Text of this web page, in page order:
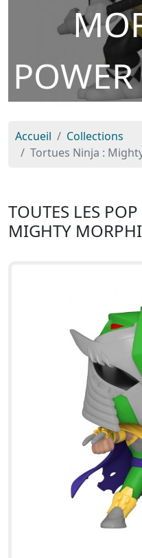
Accueil
Collections
Tortues Ninja :
TOUTES LES
MIGHTY